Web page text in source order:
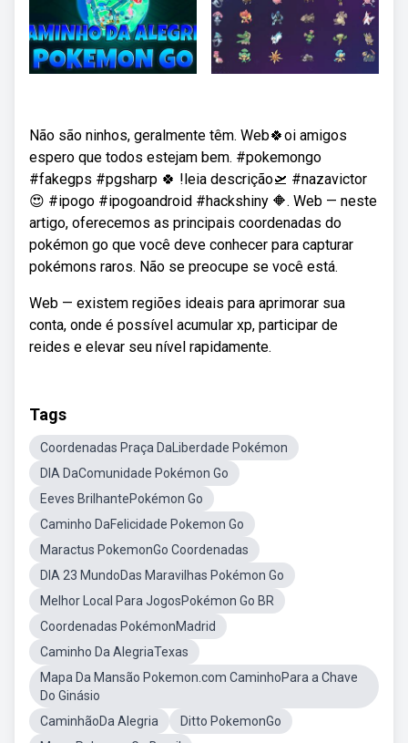
Não são ninhos, geralmente têm. Web🍀oi amigos
espero que todos estejam bem. #pokemongo
#fakegps #pgsharp 🍀 !leia descrição🛫 #nazavictor
😍 #ipogo #ipogoandroid #hackshiny 🔶. Web — neste
artigo, oferecemos as principais coordenadas do
pokémon go que você deve conhecer para capturar
pokémons raros. Não se preocupe se você está.
Web — existem regiões ideais para aprimorar sua
conta, onde é possível acumular xp, participar de
reides e elevar seu nível rapidamente.
Tags
Coordenadas Praça DaLiberdade Pokémon
DIA DaComunidade Pokémon Go
Eeves BrilhantePokémon Go
Caminho DaFelicidade Pokemon Go
Maractus PokemonGo Coordenadas
DIA 23 MundoDas Maravilhas Pokémon Go
Melhor Local Para JogosPokémon Go BR
Coordenadas PokémonMadrid
Caminho Da AlegriaTexas
Mapa Da Mansão Pokemon.com CaminhoPara a Chave
Do Ginásio
CaminhãoDa Alegria
Ditto PokemonGo